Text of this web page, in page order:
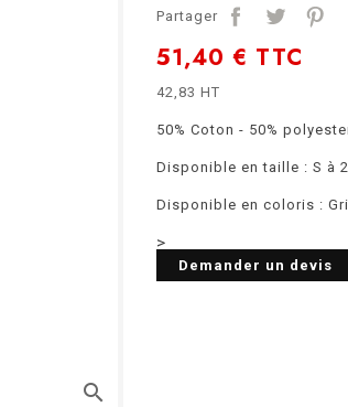
search
Partager
51,40 € TTC
42,83 HT
50% Coton - 50%
Disponible en taille : S à
Disponible en coloris :
>
Demander un devis